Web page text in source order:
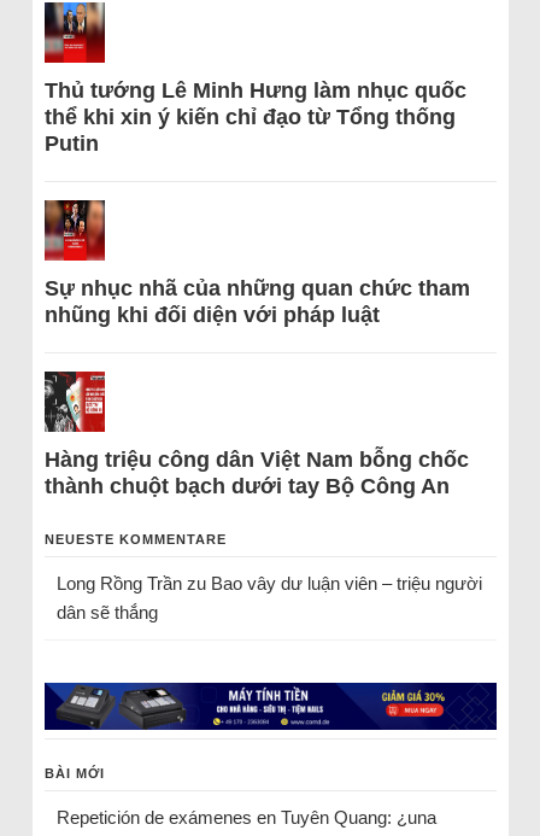
Thủ tướng Lê Minh Hưng làm nhục quốc
thể khi xin ý kiến chỉ đạo từ Tổng thống
Putin
Sự nhục nhã của những quan chức tham
nhũng khi đối diện với pháp luật
Hàng triệu công dân Việt Nam bỗng chốc
thành chuột bạch dưới tay Bộ Công An
NEUESTE KOMMENTARE
Long Rồng Trầnzu Bao vây dư luận viên – triệu người
dân sẽ thắng
BÀI MỚI
Repetición de exámenes en Tuyên Quang: ¿una